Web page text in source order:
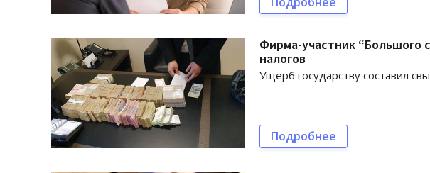
Фирма-участник “Большого
налогов
Ущерб государству составил
Подробнее